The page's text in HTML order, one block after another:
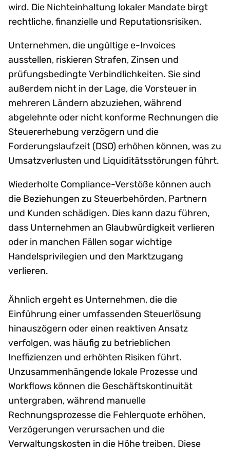
wird. Die Nichteinhaltung lokaler Mandate birgt
rechtliche, finanzielle und Reputationsrisiken.
Unternehmen, die ungültige e-Invoices
ausstellen, riskieren Strafen, Zinsen und
prüfungsbedingte Verbindlichkeiten. Sie sind
außerdem nicht in der Lage, die Vorsteuer in
mehreren Ländern abzuziehen, während
abgelehnte oder nicht konforme Rechnungen die
Steuererhebung verzögern und die
Forderungslaufzeit (DSO) erhöhen können, was zu
Umsatzverlusten und Liquiditätsstörungen führt.
Wiederholte Compliance-Verstöße können auch
die Beziehungen zu Steuerbehörden, Partnern
und Kunden schädigen. Dies kann dazu führen,
dass Unternehmen an Glaubwürdigkeit verlieren
oder in manchen Fällen sogar wichtige
Handelsprivilegien und den Marktzugang
verlieren.
Ähnlich ergeht es Unternehmen, die die
Einführung einer umfassenden Steuerlösung
hinauszögern oder einen reaktiven Ansatz
verfolgen, was häufig zu betrieblichen
Ineffizienzen und erhöhten Risiken führt.
Unzusammenhängende lokale Prozesse und
Workflows können die Geschäftskontinuität
untergraben, während manuelle
Rechnungsprozesse die Fehlerquote erhöhen,
Verzögerungen verursachen und die
Verwaltungskosten in die Höhe treiben. Diese